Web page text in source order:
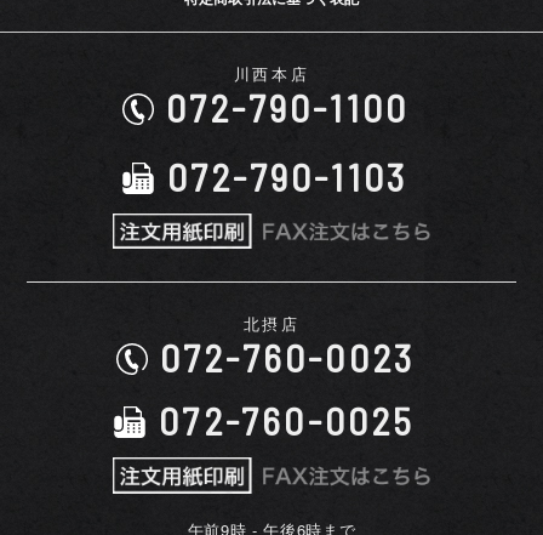
川西本店
072-790-1100
072-790-1103
北摂店
072-760-0023
072-760-0025
午前9時 - 午後6時まで